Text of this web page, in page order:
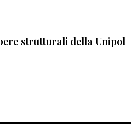
strutturali della Unipol